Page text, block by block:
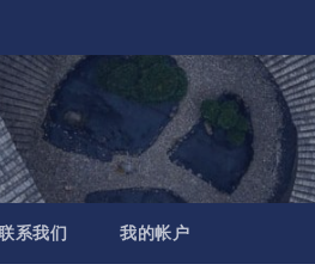
系我们 我的帐户